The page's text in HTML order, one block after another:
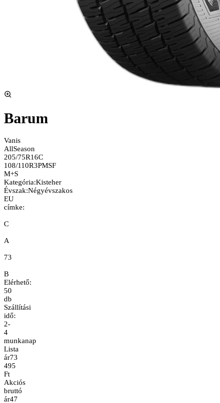
Barum
Vanis
AllSeason
205/75R16C
108/110R3PMSF
M+S
Kategória:Kisteher
Évszak:Négyévszakos
EU
címke:
C
A
73
B
Elérhető:
50
db
Szállítási
idő:
2-
4
munkanap
Lista
ár73
495
Ft
Akciós
bruttó
ár47